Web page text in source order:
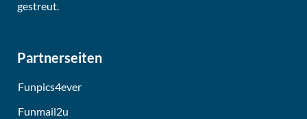
Partnerseiten
Funpics4ever
Funmail2u